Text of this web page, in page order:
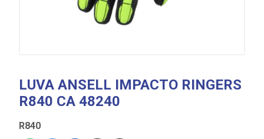
LUVA ANSELL IMPACTO RINGERS
R840 CA 48240
R840